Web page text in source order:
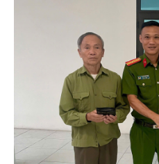
TƯ
NGƯỜI CÔNG